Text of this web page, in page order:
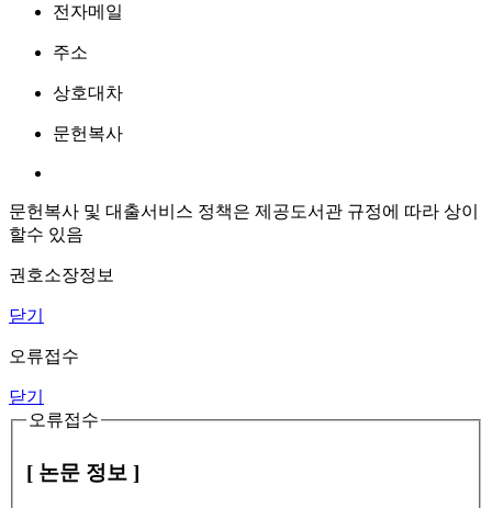
전자메일
주소
상호대차
문헌복사
문헌복사 및 대출서비스 정책은 제공도서관 규정에 따라 상이
할수 있음
권호소장정보
닫기
오류접수
닫기
오류접수
[ 논문 정보 ]